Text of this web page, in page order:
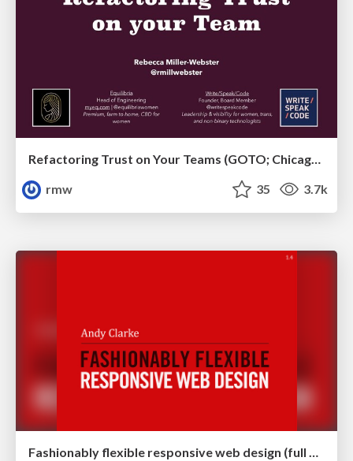
Refactoring Trust on Your Teams (GOTO; Chicago 2020)
rmw
35 3.7k
Fashionably flexible responsive web design (full day workshop)